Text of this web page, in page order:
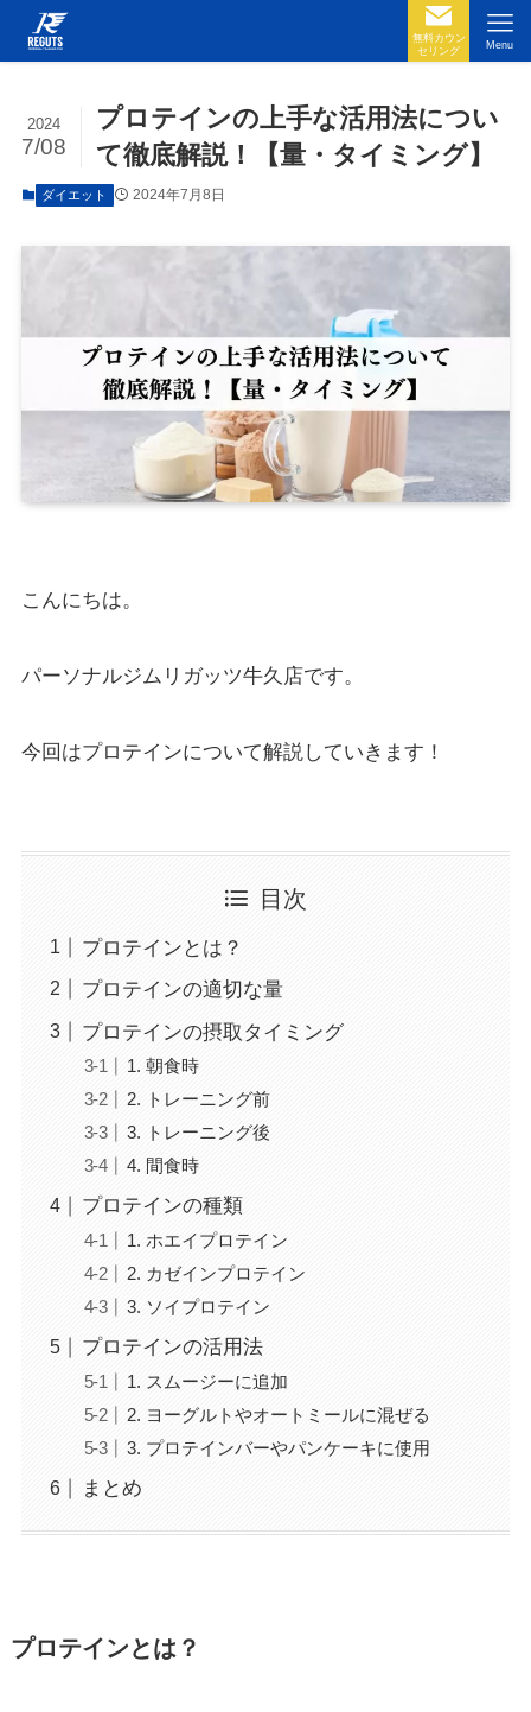
無料カウン
セリング
Menu
プロテインの上手な活用法につい
て徹底解説！【量・タイミング】
2024
7/08
ダイエット 2024年7月8日
こんにちは。
パーソナルジムリガッツ牛久店です。
今回はプロテインについて解説していきます！
目次
プロテインとは？
プロテインの適切な量
プロテインの摂取タイミング
1. 朝食時
2. トレーニング前
3. トレーニング後
4. 間食時
プロテインの種類
1. ホエイプロテイン
2. カゼインプロテイン
3. ソイプロテイン
プロテインの活用法
1. スムージーに追加
2. ヨーグルトやオートミールに混ぜる
3. プロテインバーやパンケーキに使用
まとめ
プロテインとは？